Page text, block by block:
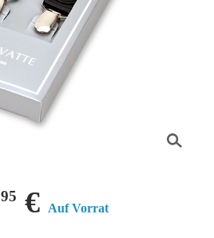
95 € Auf Vorrat